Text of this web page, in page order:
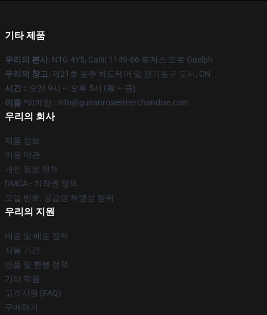
기타 제품
우리의 본사: N1G 4Y5, Ca에 1149-66 로저스 도로 Guelph
우리의 창고: 제21호 동주 하드웨어 및 전기동구 도시, CN
시간 :: 오전 9시 ~ 오후 5시 (월 ~ 금)
이름 *이메일 : info@gunsnrosesmerchandise.com
우리의 회사
제품 정보
이용 약관
개인 정보 정책
DMCA - 저작권 정책
모델 번호: 공급망 투명성 행위
우리의 지원
배송 및 배송 정책
지불 기간
반품 및 환불 정책
기타 제품
고객지원 (FAQ)
구매하기